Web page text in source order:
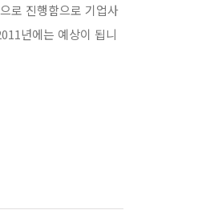
로 진행함으로 기업사
년에는 예상이 됩니